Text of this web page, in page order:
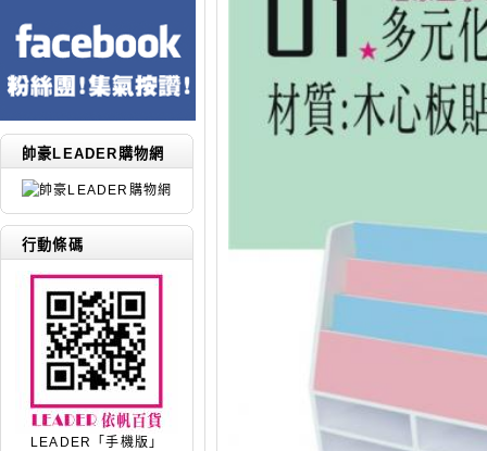
帥豪LEADER購物網
行動條碼
LEADER「手機版」